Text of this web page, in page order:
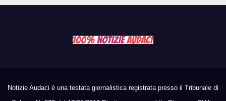
Notizie Audaci è una testata giornalistica registrata presso il Tribunale di